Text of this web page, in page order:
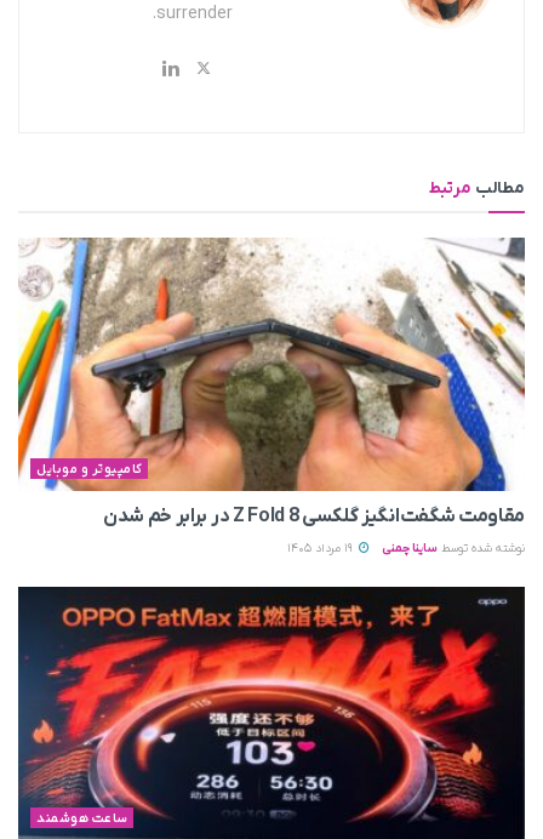
surrender.
مطالب مرتبط
کامپیوتر و موبایل
مقاومت شگفت‌انگیز گلکسی Z Fold 8 در برابر خم شدن
نوشته شده توسط ساینا چمنی
ساعت هوشمند